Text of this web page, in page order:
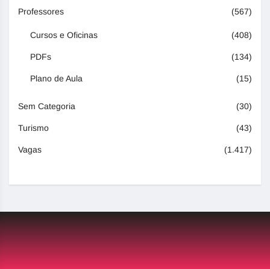
Professores (567)
Cursos e Oficinas (408)
PDFs (134)
Plano de Aula (15)
Sem Categoria (30)
Turismo (43)
Vagas (1.417)